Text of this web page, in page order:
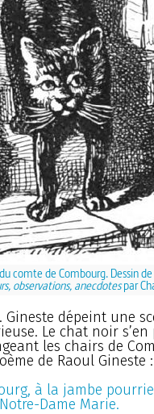
comte de Combourg. Dessin
observations, anecdotespar
dépeint une
Le chat noir
les chairs de
de Raoul Gineste :
à la jambe
Dame Marie.